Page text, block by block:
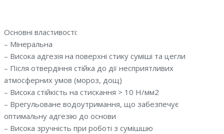
Основні властивості:
– Мінеральна
– Висока адгезія на поверхні стику суміші та цегли
– Після отвердіння стійка до дії несприятливих
атмосферних умов (мороз, дощ)
– Висока стійкість на стискання > 10 Н/мм2
– Врегульоване водоутримання, що забезпечує
оптимальну адгезію до основи
– Висока зручність при роботі з сумішшю